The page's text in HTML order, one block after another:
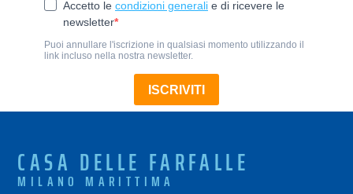
CASA DELLE FARFALLE
MILANO MARITTIMA